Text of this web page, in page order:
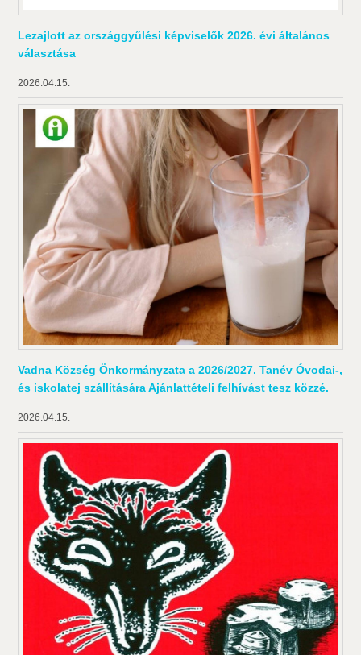
Lezajlott az országgyűlési képviselők 2026. évi általános
választása
2026.04.15.
Vadna Község Önkormányzata a 2026/2027. Tanév Óvodai-,
és iskolatej szállítására Ajánlattételi felhívást tesz közzé.
2026.04.15.